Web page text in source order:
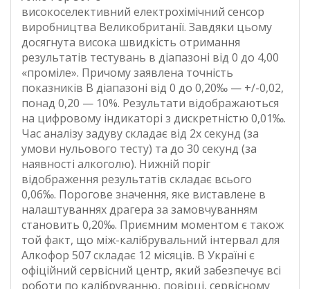
високоселективний електрохімічний сенсор
виробництва Великобританії. Завдяки цьому
досягнута висока швидкість отримання
результатів тестувань в діапазоні від 0 до 4,00
«проміле». Причому заявлена точність
показників В діапазоні від 0 до 0,20‰ — +/-0,02,
понад 0,20 — 10%. Результати відображаються
на цифровому індикаторі з дискретністю 0,01‰.
Час аналізу задуву складає від 2х секунд (за
умови нульового тесту) та до 30 секунд (за
наявності алкоголю). Нижній поріг
відображення результатів складає всього
0,06‰. Порогове значення, яке виставлене в
налаштуваннях драгера за замовчуванням
становить 0,20‰. Приємним моментом є також
той факт, що між-калібрувальний інтервал для
Алкофор 507 складає 12 місяців. В Україні є
офіційний сервісний центр, який забезпечує всі
роботи по калібруванню, повірці, сервісному